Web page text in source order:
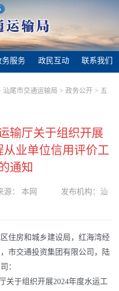
务服务 政民互动 联系我们
汕尾市交通运输局 >政务公开 > 五
输厅关于组织开展
从业单位信用评价工
通知
源： 本网 发布机构： 汕
住房和城乡建设局，红海湾经
市交通投资集团有限公司，陆
：
于组织开展2024年度水运工